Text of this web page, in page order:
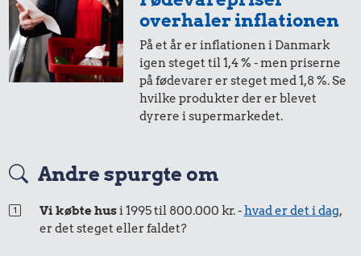
overhaler inflationen
På et år er inflationen i Danmark
igen steget til 1,4 % - men priserne
på fødevarer er steget med 1,8 %. Se
hvilke produkter der er blevet
dyrere i supermarkedet.
Andre spurgte om
Vi købte husi 1995 til 800.000 kr. -hvad er det i dag,
er det steget eller faldet?